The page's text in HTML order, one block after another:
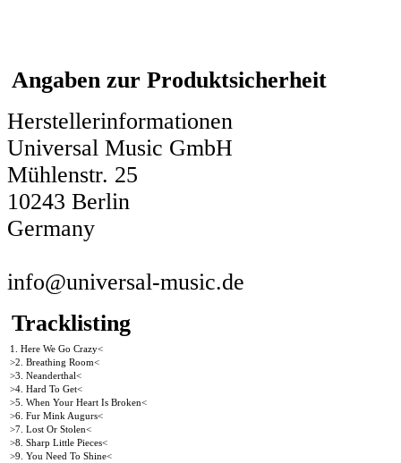
Angaben zur Produktsicherheit
Herstellerinformationen
Universal Music GmbH
Mühlenstr. 25
10243 Berlin
Germany
info@universal-music.de
Tracklisting
1. Here We Go Crazy<
>2. Breathing Room<
>3. Neanderthal<
>4. Hard To Get<
>5. When Your Heart Is Broken<
>6. Fur Mink Augurs<
>7. Lost Or Stolen<
>8. Sharp Little Pieces<
>9. You Need To Shine<